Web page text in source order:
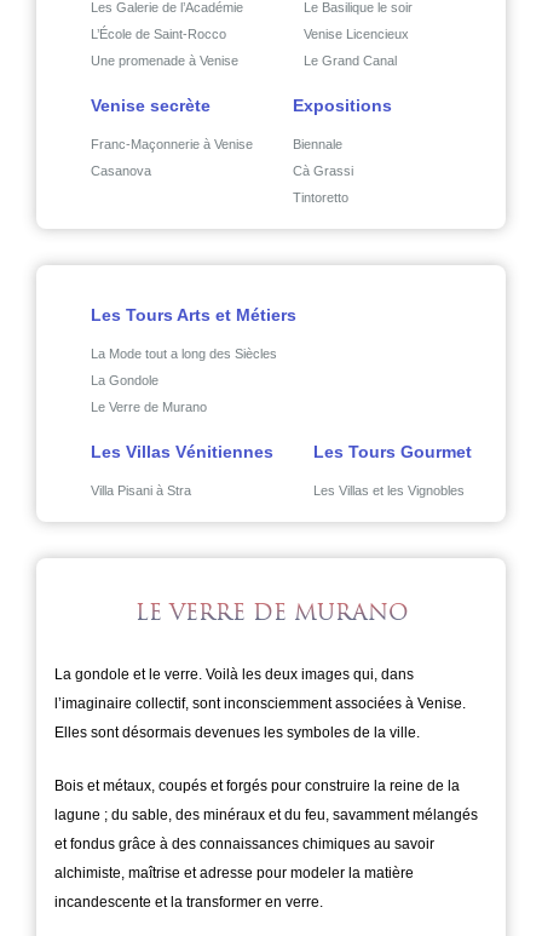
Les Galerie de l’Académie
L’École de Saint-Rocco
Une promenade à Venise
Le Basilique le soir
Venise Licencieux
Le Grand Canal
Venise secrète
Franc-Maçonnerie à Venise
Casanova
Expositions
Biennale
Cà Grassi
Tintoretto
Les Tours Arts et Métiers
La Mode tout a long des Siècles
La Gondole
Le Verre de Murano
Les Villas Vénitiennes
Villa Pisani à Stra
Les Tours Gourmet
Les Villas et les Vignobles
LE VERRE DE MURANO
La gondole et le verre. Voilà les deux images qui, dans
l’imaginaire collectif, sont inconsciemment associées à Venise.
Elles sont désormais devenues les symboles de la ville.
Bois et métaux, coupés et forgés pour construire la reine de la
lagune ; du sable, des minéraux et du feu, savamment mélangés
et fondus grâce à des connaissances chimiques au savoir
alchimiste, maîtrise et adresse pour modeler la matière
incandescente et la transformer en verre.